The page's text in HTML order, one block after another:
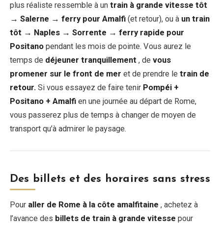
plus réaliste ressemble à un train à grande vitesse tôt
→ Salerne → ferry pour Amalfi (et retour), ou à un train
tôt → Naples → Sorrente → ferry rapide pour
Positano pendant les mois de pointe. Vous aurez le
temps de déjeuner tranquillement , de vous
promener sur le front de mer et de prendre le train de
retour. Si vous essayez de faire tenir Pompéi +
Positano + Amalfi en une journée au départ de Rome,
vous passerez plus de temps à changer de moyen de
transport qu’à admirer le paysage.
Des billets et des horaires sans stress
Pour aller de Rome à la côte amalfitaine , achetez à
l’avance des billets de train à grande vitesse pour